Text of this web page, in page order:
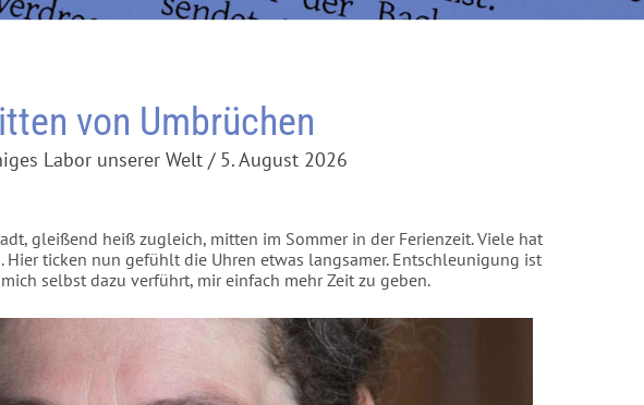
von Umbrüchen
Labor unserer Welt / 5. August 2026
gleißend heiß zugleich, mitten im Sommer in der Ferienzeit. Viele hat
ticken nun gefühlt die Uhren etwas langsamer. Entschleunigung ist
selbst dazu verführt, mir einfach mehr Zeit zu geben.